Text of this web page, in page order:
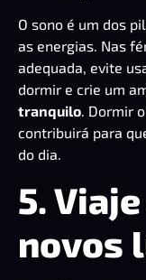
O sono é um dos
as energias. Nas
adequada, evite
dormir e crie um
tranquilo . Dormir
contribuirá para
do dia.
5.
novos